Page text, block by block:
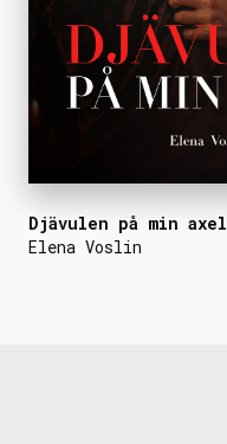
Djävulen på min axel
Elena Voslin